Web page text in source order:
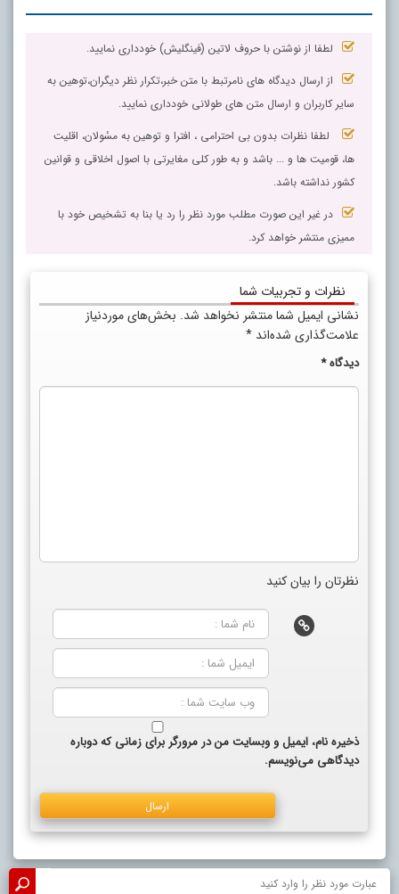
لطفا از نوشتن با حروف لاتین (فینگلیش) خودداری نمایید.
از ارسال دیدگاه های نامرتبط با متن خبر،تکرار نظر دیگران،توهین به
سایر کاربران و ارسال متن های طولانی خودداری نمایید.
لطفا نظرات بدون بی احترامی ، افترا و توهین به مسٔولان، اقلیت
ها، قومیت ها و ... باشد و به طور کلی مغایرتی با اصول اخلاقی و قوانین
کشور نداشته باشد.
در غیر این صورت مطلب مورد نظر را رد یا بنا به تشخیص خود با
ممیزی منتشر خواهد کرد.
نظرات و تجربیات شما
نشانی ایمیل شما منتشر نخواهد شد. بخش‌های موردنیاز
علامت‌گذاری شده‌اند *
دیدگاه*
نظرتان را بیان کنید
ذخیره نام، ایمیل و وبسایت من در مرورگر برای زمانی که دوباره
دیدگاهی می‌نویسم.